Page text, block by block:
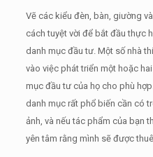
Vẽ các kiểu đèn, bàn, giường
cách tuyệt vời để bắt đầu thực
danh mục đầu tư. Một số nhà
vào việc phát triển một hoặc
mục đầu tư của họ cho phù
danh mục rất phổ biến cần có
ảnh, và nếu tác phẩm của bạn
yên tâm rằng mình sẽ được